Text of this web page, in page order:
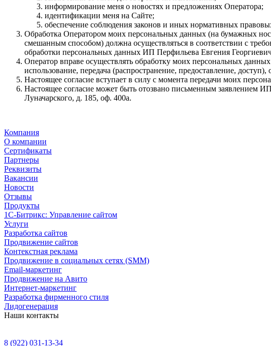
информирование меня о новостях и предложениях Оператора;
идентификации меня на Сайте;
обеспечение соблюдения законов и иных нормативных
Обработка Оператором моих персональных данных (на бумажных
смешанным способом) должна осуществляться в соответствии с
обработки персональных данных ИП Перфильева Евгения
Оператор вправе осуществлять обработку моих персональных
использование, передача (распространение, предоставление,
Настоящее согласие вступает в силу с момента передачи моих
Настоящее согласие может быть отозвано письменным заявлением
Луначарского, д. 185, оф. 400а.
Компания
О компании
Сертификаты
Партнеры
Реквизиты
Вакансии
Новости
Отзывы
Продукты
1С-Битрикс: Управление сайтом
Услуги
Разработка сайтов
Продвижение сайтов
Контекстная реклама
Продвижение в социальных сетях (SMM)
Email-маркетинг
Продвижение на Авито
Интернет-маркетинг
Разработка фирменного стиля
Лидогенерация
Наши контакты
8 (922) 031-13-34